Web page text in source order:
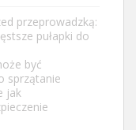
przeprowadzką:
pułapki do
być
sprzątanie
jak